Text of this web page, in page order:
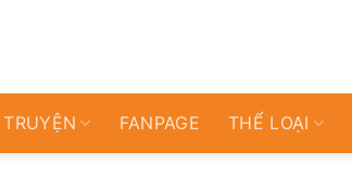
FANPAGE THỂ LOẠI